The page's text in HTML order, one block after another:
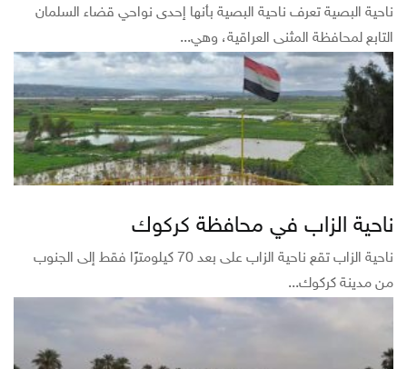
ناحية البصية تعرف ناحية البصية بأنها إحدى نواحي قضاء السلمان
التابع لمحافظة المثنى العراقية، وهي...
ناحية الزاب في محافظة كركوك
ناحية الزاب تقع ناحية الزاب على بعد 70 كيلومترًا فقط إلى الجنوب
من مدينة كركوك...